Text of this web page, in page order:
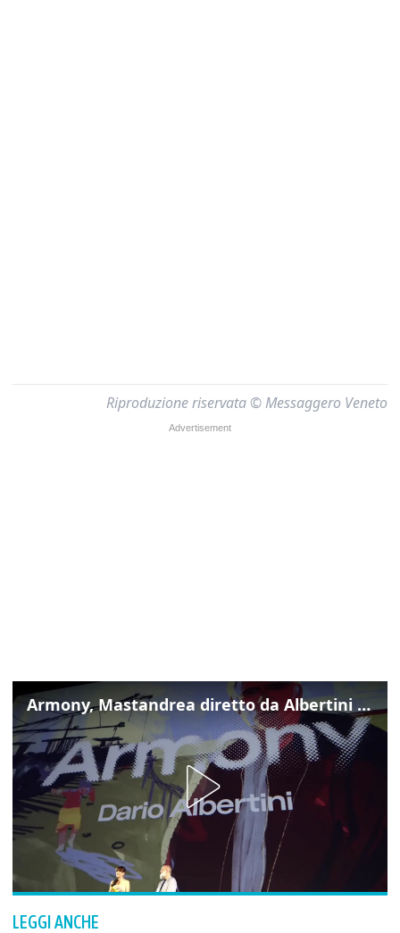
Riproduzione riservata © Messaggero Veneto
Armony, Mastandrea diretto da Albertini presenta la sua famiglia diversa ma felice
LEGGI ANCHE